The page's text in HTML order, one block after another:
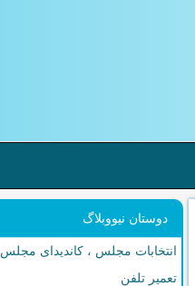
دوستان نیووبلاگ
انتخابات مجلس ، کاندیدای مجلس
تعمیر تلفن